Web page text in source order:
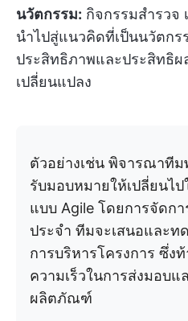
นวัตกรรม: กิจกรรมสำรวจ
นำไปสู่แนวคิดที่เป็นนวัตกร
ประสิทธิภาพและประสิทธิผ
เปลี่ยนแปลง
ตัวอย่างเช่น พิจารณาที
รับมอบหมายให้เปลี่ยนไ
แบบ Agile โดยการจัดก
ประจำ ทีมจะเสนอและท
การบริหารโครงการ ซึ่ง
ความเร็วในการส่งมอบ
ผลิตภัณฑ์